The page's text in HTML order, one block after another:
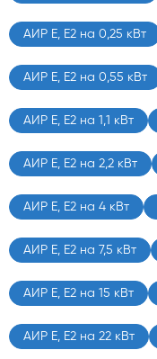
АИР Е, Е2 на 0,25 кВт
АИР Е, Е2 на 0,55 кВт
АИР Е, Е2 на 1,1 кВт
АИР Е, Е2 на 2,2 кВт
АИР Е, Е2 на 4 кВт
АИР Е, Е2 на 7,5 кВт
АИР Е, Е2 на 15 кВт
АИР Е, Е2 на 22 кВт